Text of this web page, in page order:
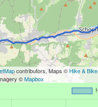
contributors, Maps © Hike &
©Mapbox